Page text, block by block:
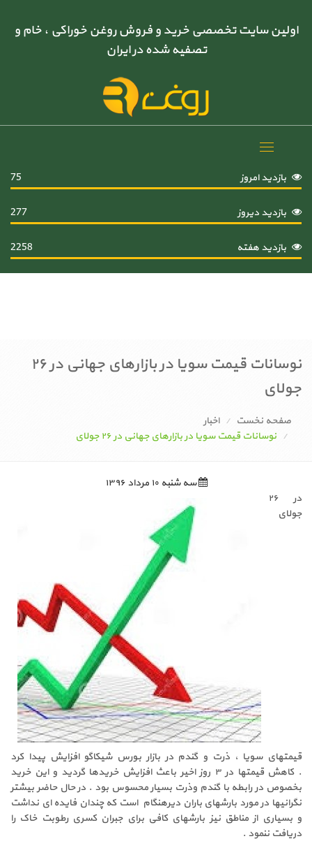
اولین سایت تخصصی خرید و فروش روغن خوراکی ، خام و
تصفیه شده در ایران
Toggle
بازدید امروز
75
بازدید دیروز 277
بازدید هفته 2258
نوسانات قیمت سویا در بازارهای جهانی در ۲۶
جولای
صفحه نخست
اخبار
نوسانات قیمت سویا در بازارهای جهانی در ۲۶ جولای
سه شنبه ۱۰ مرداد ۱۳۹۶
در ۲۶
جولای
قیمتهای سویا ، ذرت و گندم در بازار بورس شیکاگو افزایش پیدا کرد
. کاهش قیمتها در ۳ روز اخیر باعث افزایش خریدها گردید و این خرید
بخصوص در رابطه با گندم وذرت بسیار محسوس بود . در حال حاضر بیشتر
نگرانیها در مورد بارشهای باران دیرهنگام است که چندان فایده ای نداشت
و بسیاری از مناطق نیز بارشهای کافی برای جبران کسری رطوبت خاک را
دریافت ننمود .